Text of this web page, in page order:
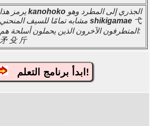
kanohoko
shikigamae 弋
المتطرفون الآخرون الذين يحملون أسلحة هم:
矛 殳 斤
ابدأ برنامج التعلم!